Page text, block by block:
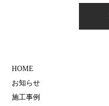
HOME
お知らせ
施工事例